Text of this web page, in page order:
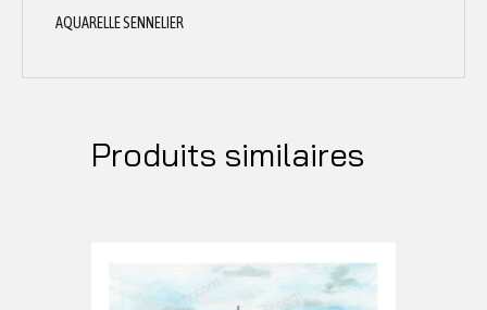
AQUARELLE SENNELIER
Produits similaires